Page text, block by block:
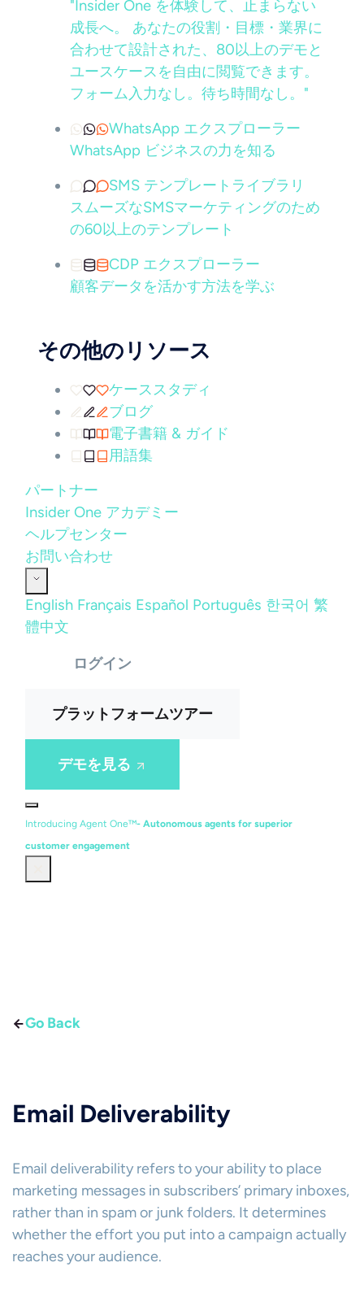
"Insider One を体験して、止まらない
成長へ。 あなたの役割・目標・業界に
合わせて設計された、80以上のデモと
ユースケースを自由に閲覧できます。
フォーム入力なし。待ち時間なし。"
WhatsApp エクスプローラー
WhatsApp ビジネスの力を知る
SMS テンプレートライブラリ
スムーズなSMSマーケティングのため
の60以上のテンプレート
CDP エクスプローラー
顧客データを活かす方法を学ぶ
その他のリソース
ケーススタディ
ブログ
電子書籍 & ガイド
用語集
パートナー
Insider One アカデミー
ヘルプセンター
お問い合わせ
English Français Español Português 한국어 繁
體中文
ログイン
プラットフォームツアー
デモを見る
Introducing Agent One™- Autonomous agents for superior
customer engagement
Go Back
Email Deliverability
Email deliverability refers to your ability to place
marketing messages in subscribers’ primary inboxes,
rather than in spam or junk folders. It determines
whether the effort you put into a campaign actually
reaches your audience.